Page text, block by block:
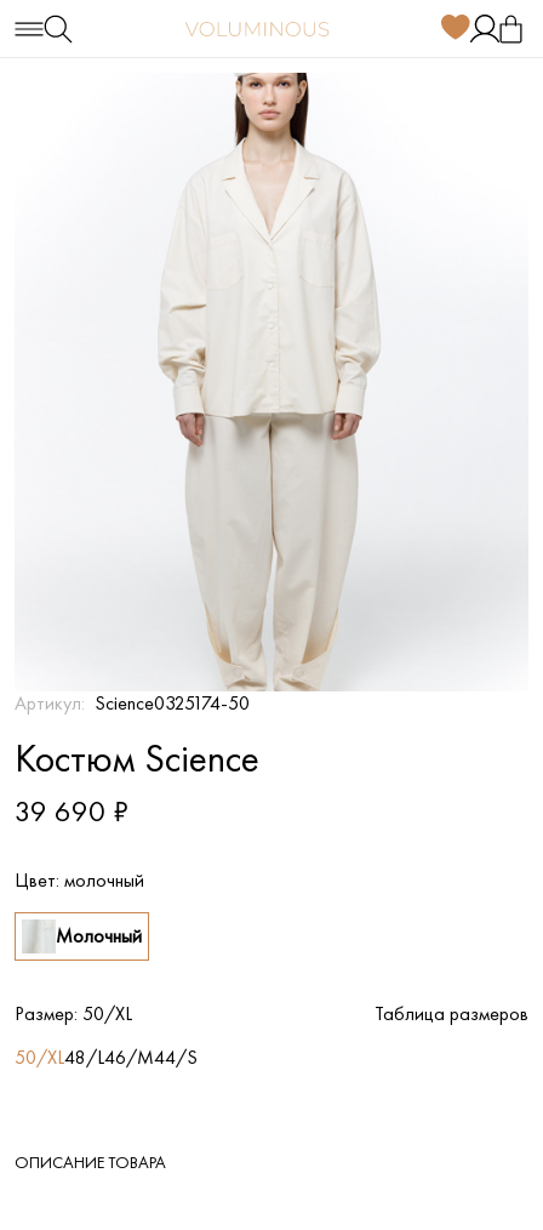
Артикул: Science0325174-50
Костюм Science
39 690 ₽
Цвет: молочный
Молочный
Размер: 50/XL
Таблица размеров
50/XL48/L46/M44/S
ОПИСАНИЕ ТОВАРА